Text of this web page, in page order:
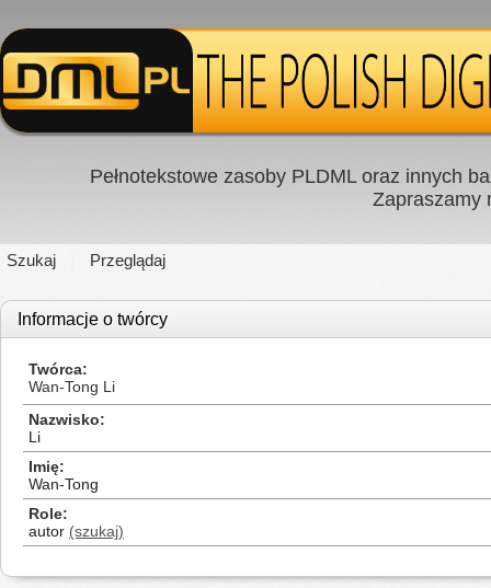
Pełnotekstowe zasoby PLDML oraz innych
Zapraszamy
Szukaj Przeglądaj
Informacje o twórcy
Twórca
Wan-Tong Li
Nazwisko
Li
Imię
Wan-Tong
Role
autor (szukaj)